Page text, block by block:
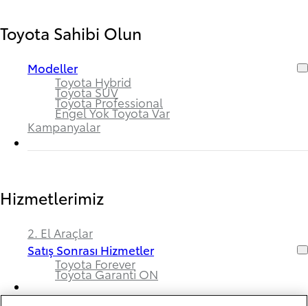
Toyota Sahibi Olun
Modeller
Toyota Hybrid
Toyota SUV
Toyota Professional
Engel Yok Toyota Var
Kampanyalar
Hizmetlerimiz
2. El Araçlar
Satış Sonrası Hizmetler
Toyota Forever
Toyota Garanti ON